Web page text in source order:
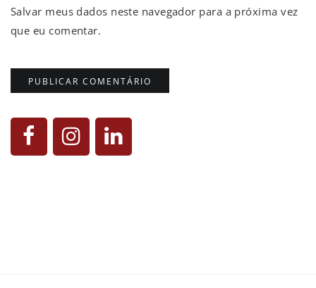
Salvar meus dados neste navegador para a próxima vez
que eu comentar.